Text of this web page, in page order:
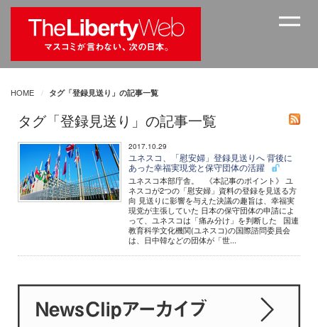
HOME タグ「登録見送り」の記事一覧
タグ「登録見送り」の記事一覧
2017.10.29
ユネスコ、「慰安婦」登録見送りへ 背後に
あった幸福実現党と保守団体の活躍
ユネスコ本部庁舎。 《本記事のポイント》 ユ
ネスコが2つの「慰安婦」資料の登録を見送る方
向 見送りに影響を与えた決議の趣旨は、幸福実
現党が主張していた 日本の保守団体の申請によ
って、ユネスコは「痛み分け」を判断した 国連
教育科学文化機関(ユネスコ)の国際諮問委員会
は、日中韓などの団体が「世...